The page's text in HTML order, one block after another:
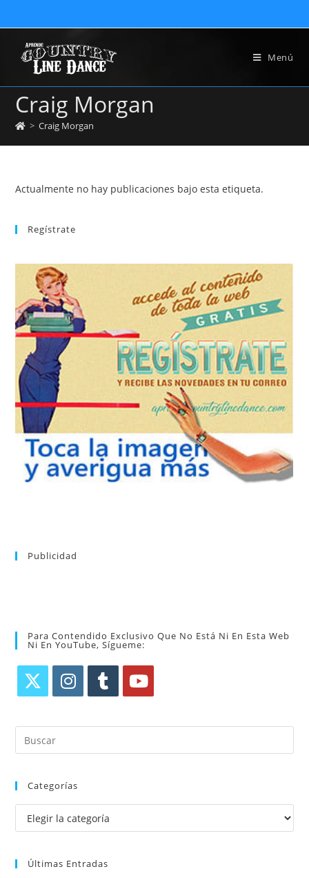
Menú
Craig Morgan
> Craig Morgan
Actualmente no hay publicaciones bajo esta etiqueta.
Regístrate
Tras registrarte tendrás acceso completo a la web. Puedes
consultar el directorio alfabético de vídeos tutoriales y
aprender la coreografía que más te apetezca. Recibirás en tu
correo la newsletter con las novedades tanto en el blog, como
de nuevos bailes. En cualquier momento puedes dar de baja
tu suscripción a la newsletter sin dejar de estar registrado.
REGÍSTRATE
Publicidad
Para Contendido Exclusivo Que No Está Ni En Esta Web
Ni En YouTube, Sígueme:
Categorías
Últimas Entradas